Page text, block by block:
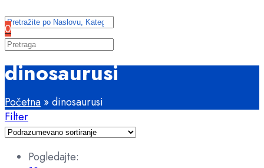
0
dinosaurusi
Početna »dinosaurusi
Filter
Pogledajte: